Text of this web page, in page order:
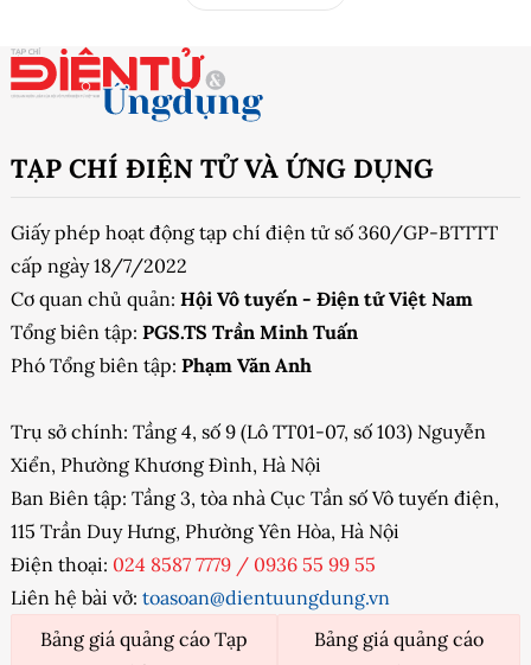
TẠP CHÍ ĐIỆN TỬ VÀ ỨNG DỤNG
Giấy phép hoạt động tạp chí điện tử số 360/GP-BTTTT
cấp ngày 18/7/2022
Cơ quan chủ quản: Hội Vô tuyến - Điện tử Việt Nam
Tổng biên tập: PGS.TS Trần Minh Tuấn
Phó Tổng biên tập: Phạm Văn Anh
Trụ sở chính: Tầng 4, số 9 (Lô TT01-07, số 103) Nguyễn
Xiển, Phường Khương Đình, Hà Nội
Ban Biên tập: Tầng 3, tòa nhà Cục Tần số Vô tuyến điện,
115 Trần Duy Hưng, Phường Yên Hòa, Hà Nội
Điện thoại: 024 8587 7779 / 0936 55 99 55
Liên hệ bài vở: toasoan@dientuungdung.vn
Bảng giá quảng cáo Tạp
Bảng giá quảng cáo